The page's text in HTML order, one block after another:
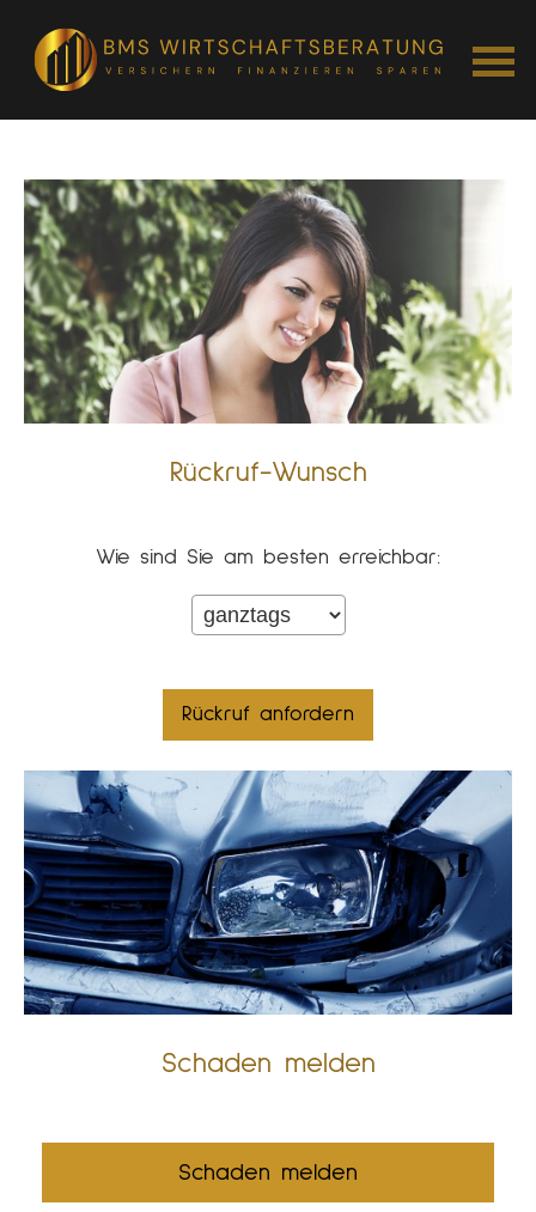
Rück­ruf-Wunsch
Wie sind Sie am besten erreichbar:
Schaden melden
Schaden melden